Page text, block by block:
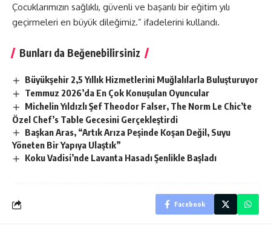
Çocuklarımızın sağlıklı, güvenli ve başarılı bir eğitim yılı
geçirmeleri en büyük dileğimiz.” ifadelerini kullandı.
Bunları da Beğenebilirsiniz
Büyükşehir 2,5 Yıllık Hizmetlerini Muğlalılarla Buluşturuyor
Temmuz 2026’da En Çok Konuşulan Oyuncular
Michelin Yıldızlı Şef Theodor Falser, The Norm Le Chic’te
Özel Chef’s Table Gecesini Gerçekleştirdi
Başkan Aras, “Artık Arıza Peşinde Koşan Değil, Suyu
Yöneten Bir Yapıya Ulaştık”
Koku Vadisi’nde Lavanta Hasadı Şenlikle Başladı
Facebook